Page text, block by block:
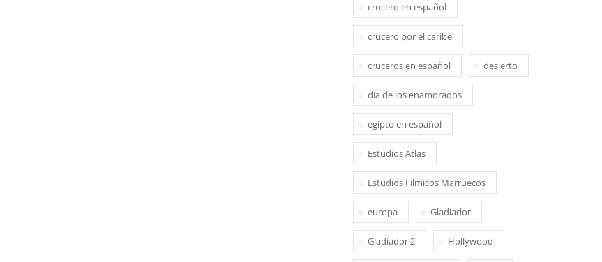
crucero en español
crucero por el caribe
cruceros en español desierto
dia de los enamorados
egipto en español
Estudios Atlas
Estudios Filmicos Marruecos
europa Gladiador
Gladiador 2 Hollywood